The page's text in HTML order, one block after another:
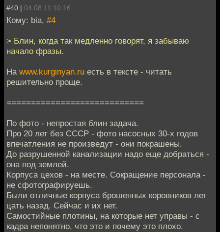
#40 | 04.08.11 10:16
Кому: bia, #4
> Блин, когда так медленно говорят, я забываю
начало фразы.
На www.kurginyan.ru есть в тексте - читать
решительно проще.
============================
По фото - непростая блин задача.
Про 20 лет без СССР - фото насосных 30-х годов
впечатления не произведут - они покрашены.
До разрушенной канализации надо еще добраться -
она под землей.
Корпуса цехов - на месте. Сокращение персонала -
не сфотографируешь.
Были отличные корпуса брошенных коровников лет
цать назад. Сейчас и их нет.
Самостийные плотины, на которые нет управы - с
кадра непонятно, что это и почему это плохо.